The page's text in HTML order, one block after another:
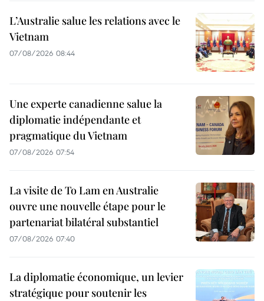
L’Australie salue les relations avec le
Vietnam
07/08/2026 08:44
Une experte canadienne salue la
diplomatie indépendante et
pragmatique du Vietnam
07/08/2026 07:54
La visite de To Lam en Australie
ouvre une nouvelle étape pour le
partenariat bilatéral substantiel
07/08/2026 07:40
La diplomatie économique, un levier
stratégique pour soutenir les